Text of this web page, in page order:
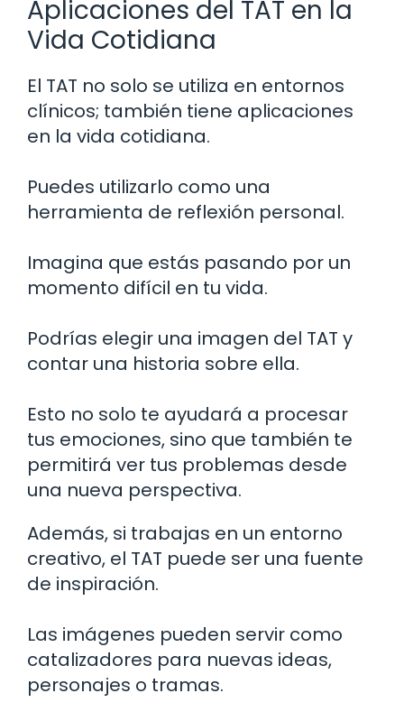
Aplicaciones del TAT en la
Vida Cotidiana
El TAT no solo se utiliza en entornos
clínicos; también tiene aplicaciones
en la vida cotidiana.
Puedes utilizarlo como una
herramienta de reflexión personal.
Imagina que estás pasando por un
momento difícil en tu vida.
Podrías elegir una imagen del TAT y
contar una historia sobre ella.
Esto no solo te ayudará a procesar
tus emociones, sino que también te
permitirá ver tus problemas desde
una nueva perspectiva.
Además, si trabajas en un entorno
creativo, el TAT puede ser una fuente
de inspiración.
Las imágenes pueden servir como
catalizadores para nuevas ideas,
personajes o tramas.